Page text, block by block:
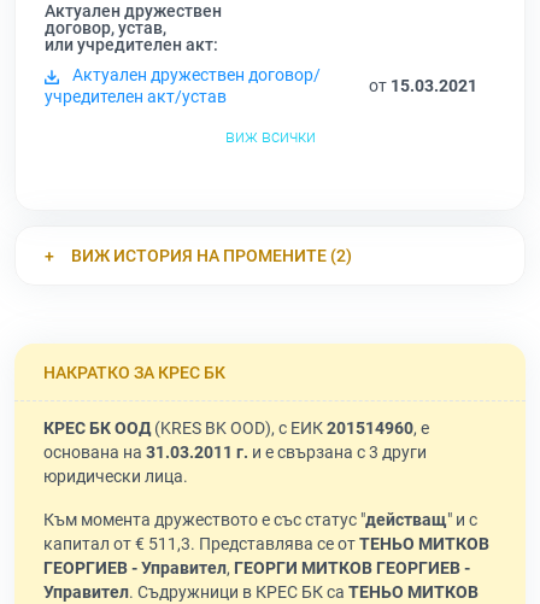
Актуален дружествен
договор, устав,
или учредителен акт:
Актуален дружествен договор/
учредителен акт/устав
от 15.03.2021
виж всички
ВИЖ ИСТОРИЯ НА ПРОМЕНИТЕ (2)
НАКРАТКО ЗА КРЕС БК
КРЕС БК ООД(KRES BK OOD), с ЕИК201514960, е
основана на 31.03.2011 г. и е свързана с 3 други
юридически лица.
Към момента дружеството е със статус "действащ" и с
капитал от € 511,3. Представлява се отТЕНЬО МИТКОВ
ГЕОРГИЕВ - Управител, ГЕОРГИ МИТКОВ ГЕОРГИЕВ -
Управител. Съдружници в КРЕС БК са ТЕНЬО МИТКОВ